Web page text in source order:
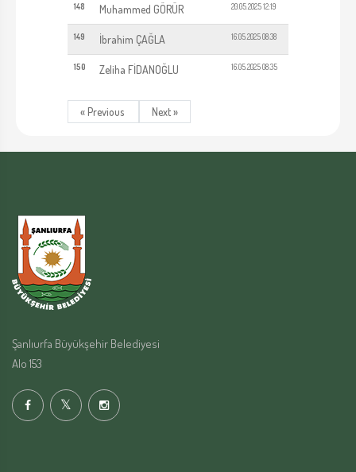
148 Muhammed GÖRÜR 20.05.2025 12:19
149 İbrahim ÇAĞLA 16.05.2025 08:38
150 Zeliha FİDANOĞLU 16.05.2025 08:35
« Previous Next »
Şanlıurfa Büyükşehir Belediyesi
Alo 153